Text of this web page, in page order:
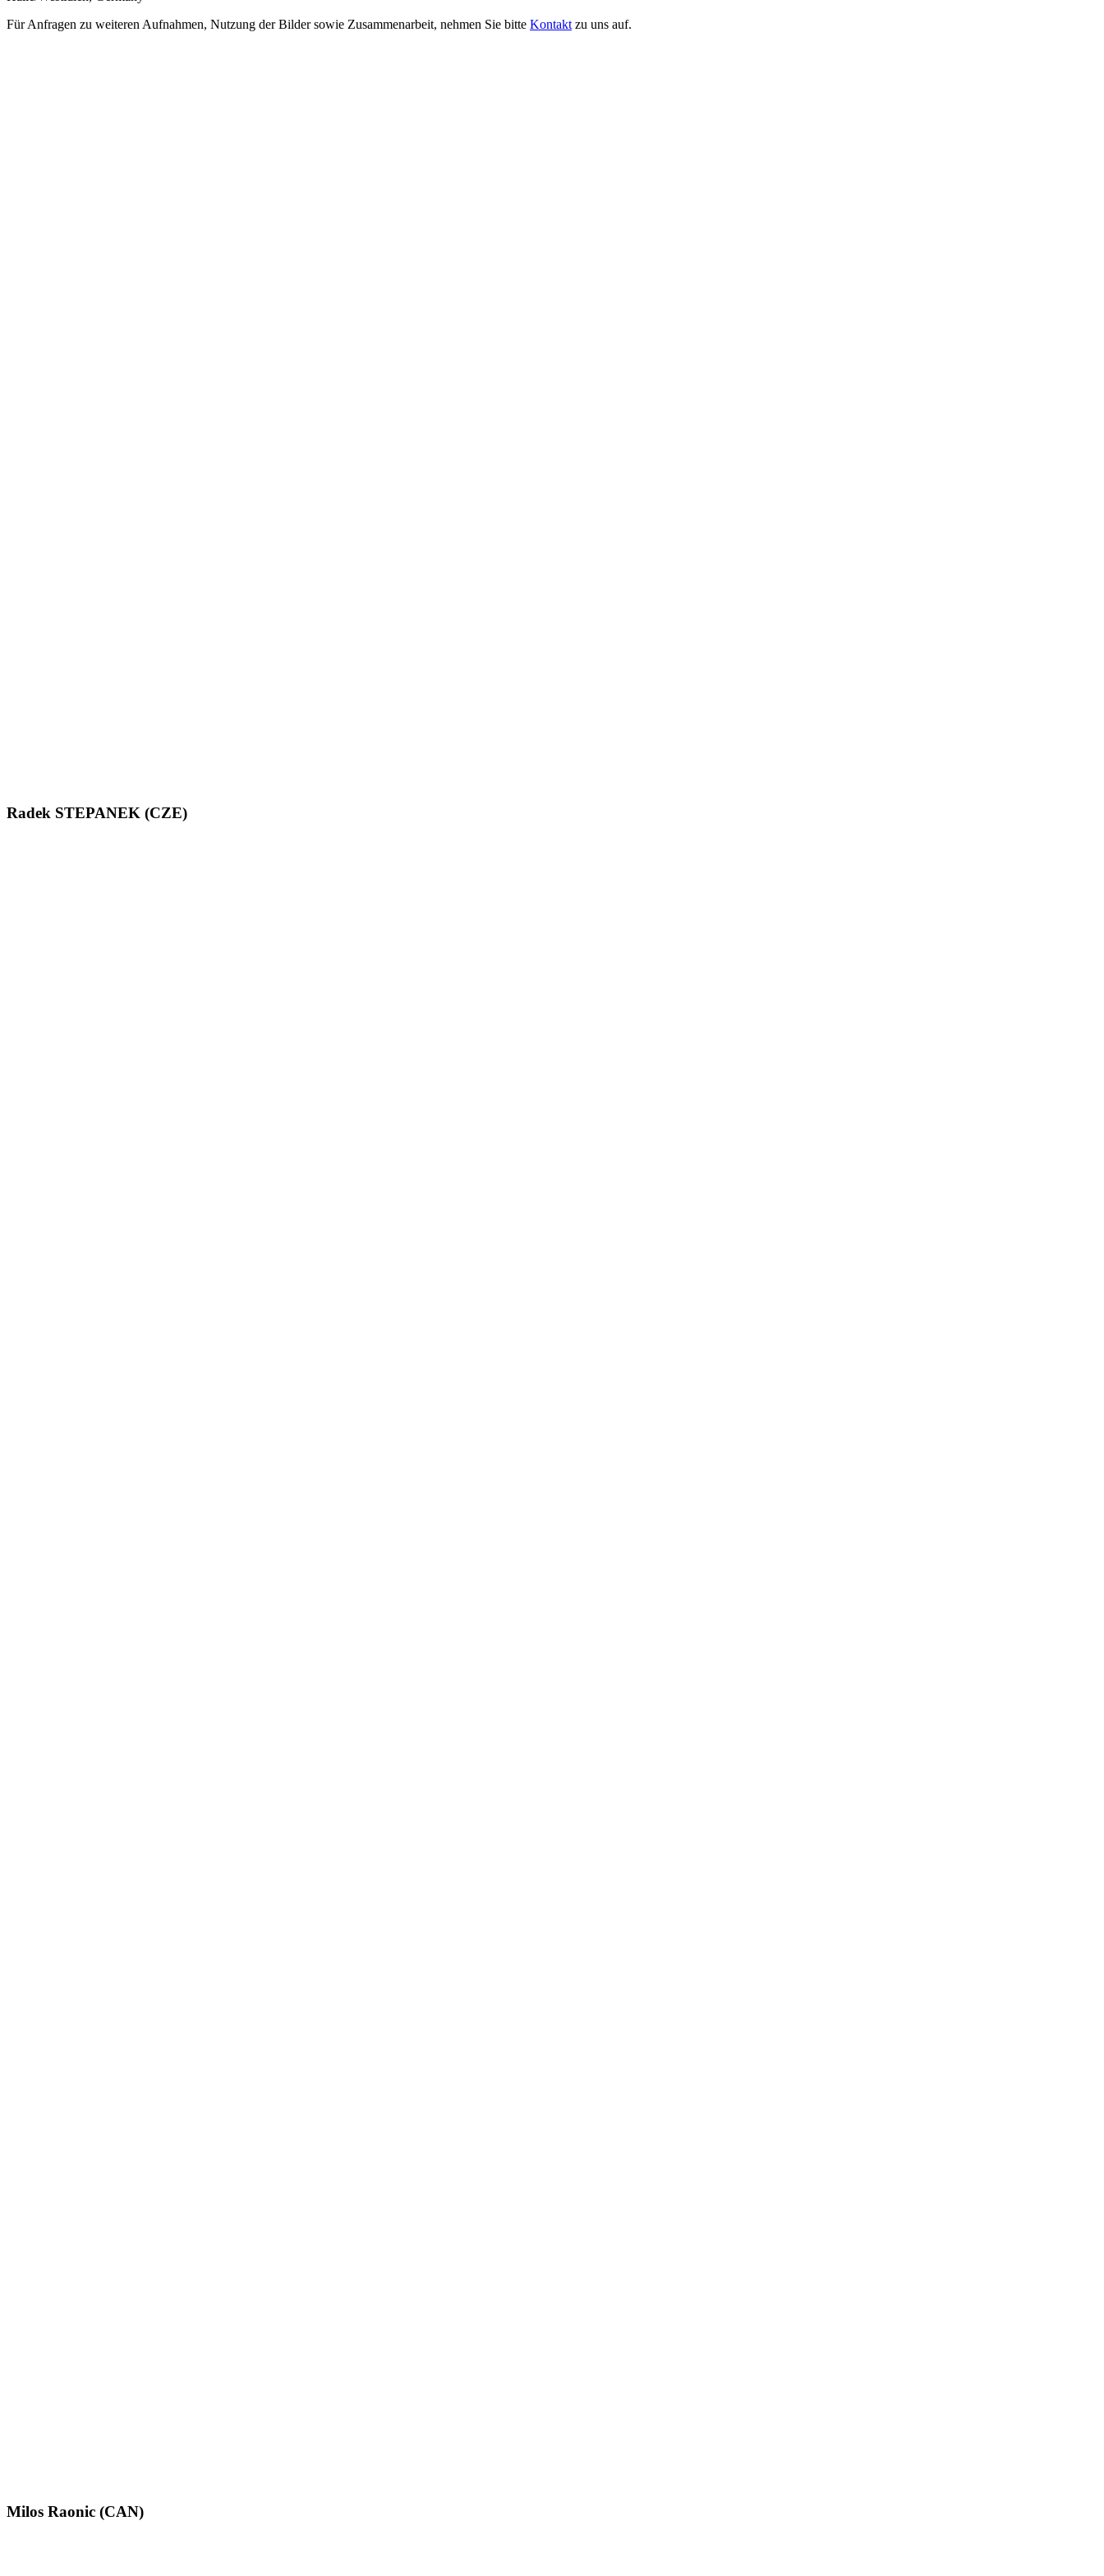
Für Anfragen zu weiteren Aufnahmen, Nutzung der Bilder sowie Zusammenarbeit, nehmen Sie bitte Kontakt zu uns auf.
Radek STEPANEK (CZE)
Milos Raonic (CAN)